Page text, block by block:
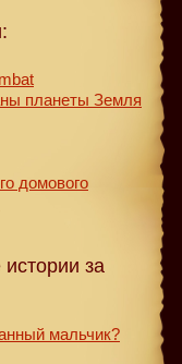
планеты Земля
домового
за
мальчик?